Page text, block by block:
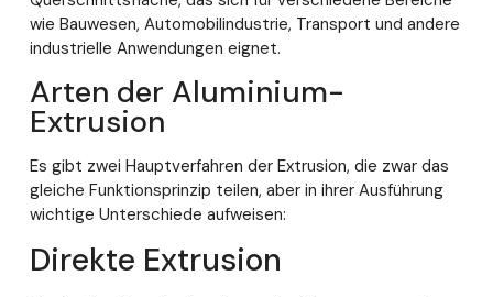
wie Bauwesen, Automobilindustrie, Transport und andere
industrielle Anwendungen eignet.
Arten der Aluminium-
Extrusion
Es gibt zwei Hauptverfahren der Extrusion, die zwar das
gleiche Funktionsprinzip teilen, aber in ihrer Ausführung
wichtige Unterschiede aufweisen:
Direkte Extrusion